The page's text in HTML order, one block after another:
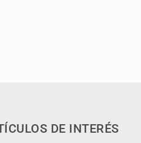
DE INTERÉS